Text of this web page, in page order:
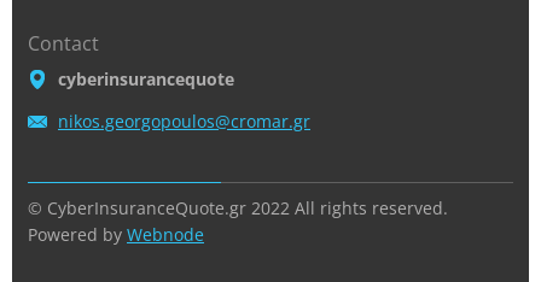
Contact
cyberinsurancequote
nikos.georgopoulos@cromar.gr
© CyberInsuranceQuote.gr 2022 All rights reserved.
Powered by Webnode